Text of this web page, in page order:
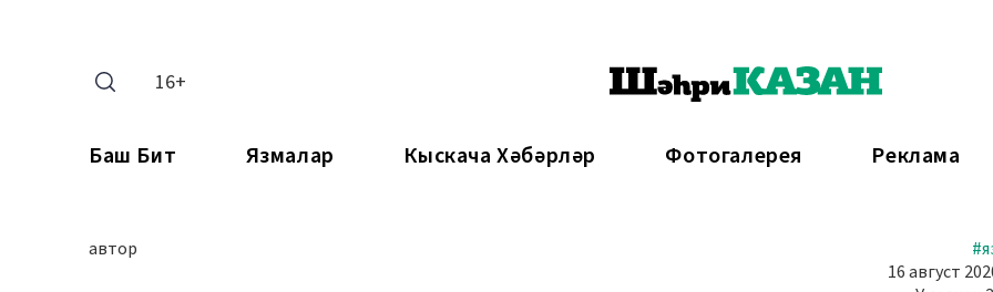
16+
Баш Бит Язмалар Кыскача Хәбәрләр Фотогалерея Реклама
автор
16 август